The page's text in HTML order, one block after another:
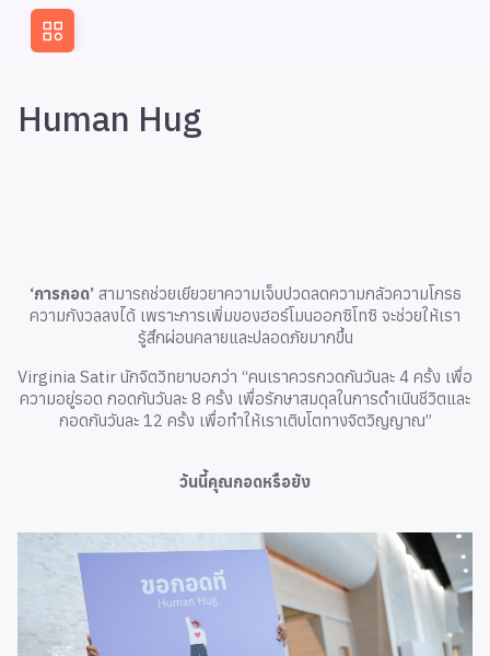
Skip
content
Human Hug
‘การกอด’สามารถช่วยเยียวยาความเจ็บปวดลดความกลัวความโกรธ
ความกังวลลงได้ เพราะการเพิ่มของฮอร์โมนออกซิโทซิ จะช่วยให้เรา
รู้สึกผ่อนคลายและปลอดภัยมากขึ้น
Virginia Satir นักจิตวิทยาบอกว่า “คนเราควรกวดกันวันละ 4 ครั้ง เพื่อ
ความอยู่รอด กอดกันวันละ 8 ครั้ง เพื่อรักษาสมดุลในการดำเนินชีวิตและ
กอดกันวันละ 12 ครั้ง เพื่อทำให้เราเติบโตทางจิตวิญญาณ”
วันนี้คุณกอดหรือยัง